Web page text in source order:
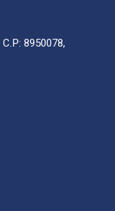
8950078,